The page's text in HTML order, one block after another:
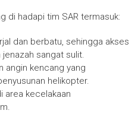
di hadapi tim SAR termasuk:
dan berbatu, sehingga akses
sangat sulit.
angin kencang yang
helikopter.
area kecelakaan